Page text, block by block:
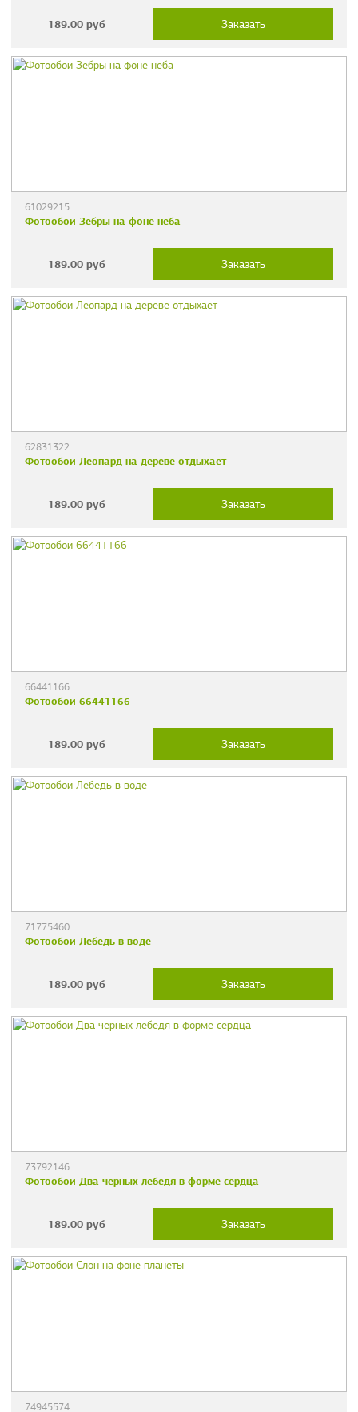
189.00 руб Заказать
61029215
Фотообои Зебры на фоне неба
189.00 руб Заказать
62831322
Фотообои Леопард на дереве отдыхает
189.00 руб Заказать
66441166
Фотообои 66441166
189.00 руб Заказать
71775460
Фотообои Лебедь в воде
189.00 руб Заказать
73792146
Фотообои Два черных лебедя в форме сердца
189.00 руб Заказать
74945574